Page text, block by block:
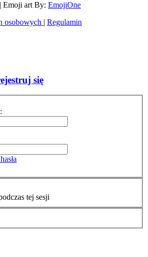
| Emoji art By: EmojiOne
osobowych | Regulamin
się
tej sesji